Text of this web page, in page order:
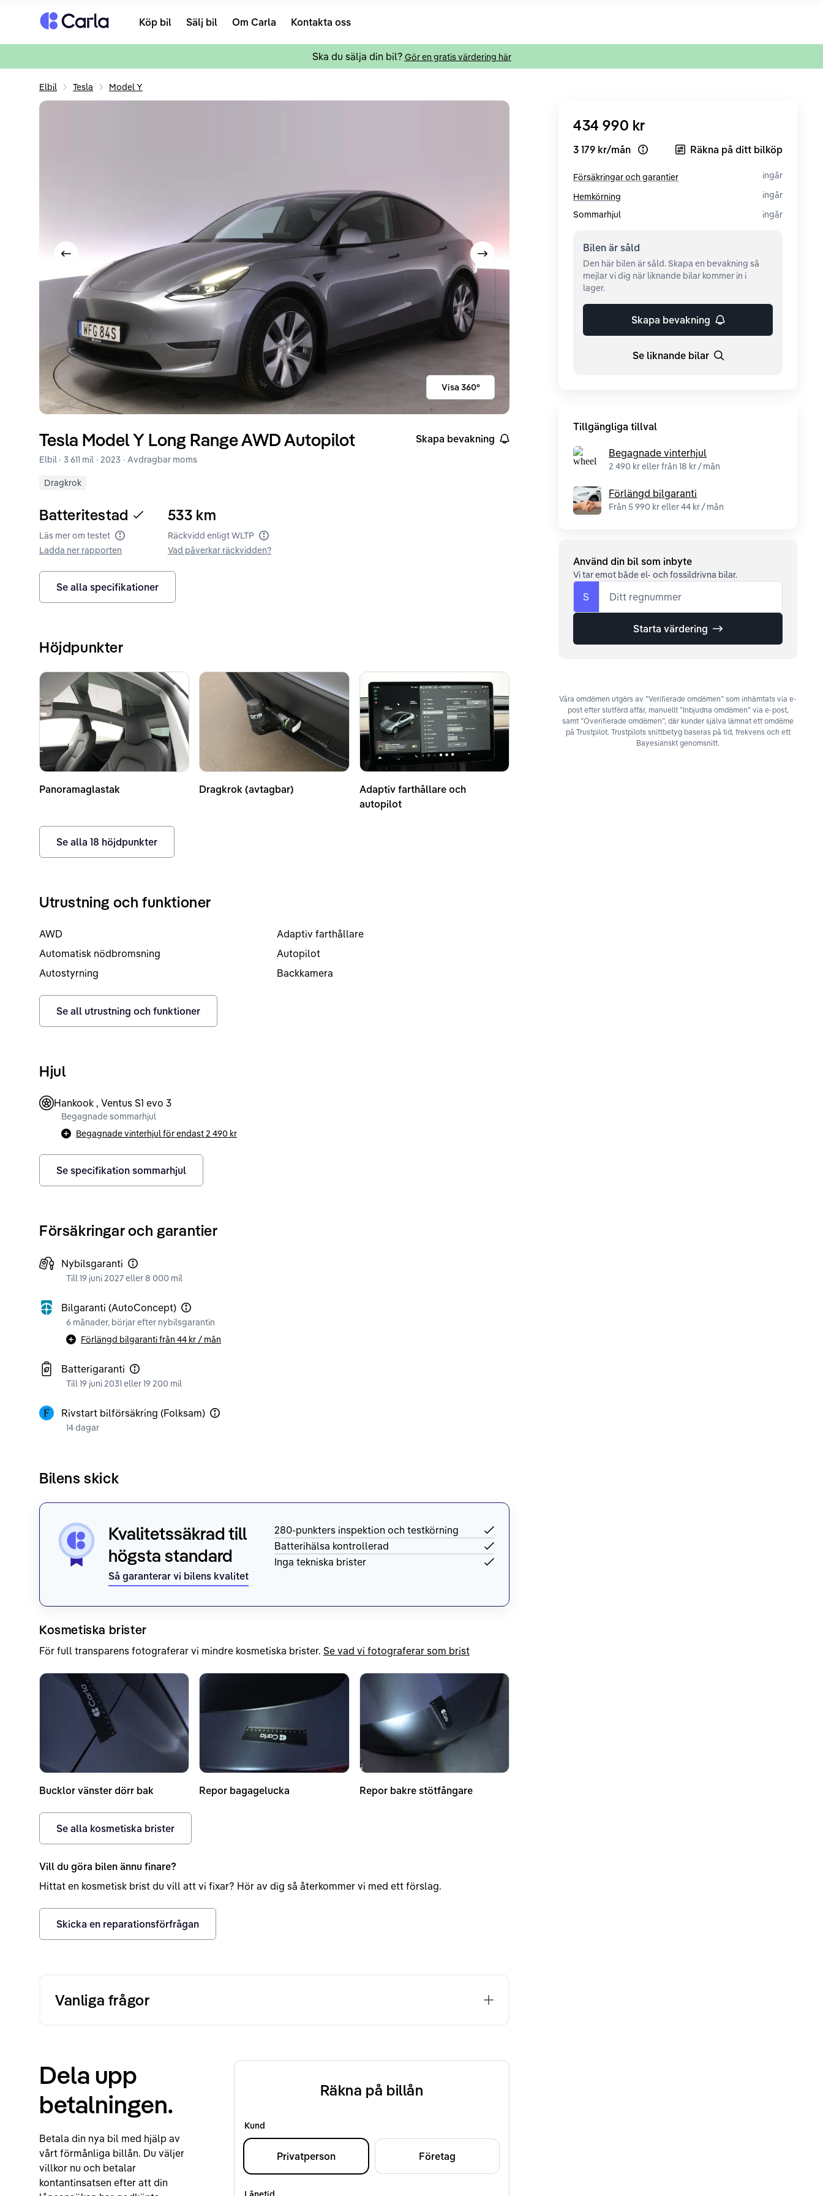
Tillbaka till startsidan Köp bil Sälj bil Om Carla Kontakta oss
Ska du sälja din bil? Gör en gratis värdering här
Elbil Tesla Model Y
Visa föregående bild Visa nästa bild
Visa 360°
Tesla Model Y Long Range AWD Autopilot Skapa bevakning
Elbil · 3 611 mil · 2023 · Avdragbar moms
Dragkrok
Batteritestad
Läs mer om testet Batteritest
Ladda ner rapporten
533 km
Räckvidd enligt WLTP Räckvidd enligt WLTP
Vad påverkar räckvidden?
Se alla specifikationer
Höjdpunkter
Panoramaglastak Dragkrok (avtagbar)
Adaptiv farthållare och
autopilot
Se alla 18 höjdpunkter
Utrustning och funktioner
AWD
Adaptiv farthållare
Automatisk nödbromsning
Autopilot
Autostyrning
Backkamera
Se all utrustning och funktioner
Hjul
Hankook , Ventus S1 evo 3
Begagnade sommarhjul
Begagnade vinterhjul för endast2 490 kr
Se specifikation sommarhjul
Försäkringar och garantier
Nybilsgaranti
Till 19 juni 2027 eller 8 000 mil
Bilgaranti (AutoConcept)
6 månader, börjar efter nybilsgarantin
Förlängd bilgaranti från 44 kr / mån
Batterigaranti
Till 19 juni 2031 eller 19 200 mil
Rivstart bilförsäkring (Folksam)
14 dagar
Bilens skick
Kvalitetssäkrad till
högsta standard
Så garanterar vi bilens kvalitet
280-punkters inspektion och testkörning
Batterihälsa kontrollerad
Inga tekniska brister
Kosmetiska brister
För full transparens fotograferar vi mindre kosmetiska brister. Se vad vi fotograferar som brist
Bucklor vänster dörr bak Repor bagagelucka Repor bakre stötfångare
Se alla kosmetiska brister
Vill du göra bilen ännu finare?
Hittat en kosmetisk brist du vill att vi fixar? Hör av dig så återkommer vi med ett förslag.
Skicka en reparationsförfrågan
Vanliga frågor
Dela upp
betalningen.
Betala din nya bil med hjälp av
vårt förmånliga billån. Du väljer
villkor nu och betalar
kontantinsatsen efter att din
Räkna på billån
Kund
Privatperson Företag
434 990 kr
3 179 kr/mån Open loan exampleRäkna på ditt bilköp
Försäkringar och garantier
ingår
Hemkörning
ingår
Sommarhjul
ingår
Bilen är såld
Den här bilen är såld. Skapa en bevakning så
mejlar vi dig när liknande bilar kommer in i
lager.
Skapa bevakning
Se liknande bilar
Tillgängliga tillval
Begagnade vinterhjul
2 490 kr eller från 18 kr / mån
Förlängd bilgaranti
Från 5 990 kr eller 44 kr / mån
Använd din bil som inbyte
Vi tar emot både el- och fossildrivna bilar.
S Ditt regnummer
Starta värdering
Våra omdömen utgörs av ”Verifierade omdömen” som inhämtats via e-
post efter slutförd affär, manuellt ”Inbjudna omdömen” via e-post,
samt ”Overifierade omdömen”, där kunder själva lämnat ett omdöme
på Trustpilot. Trustpilots snittbetyg baseras på tid, frekvens och ett
Bayesianskt genomsnitt.